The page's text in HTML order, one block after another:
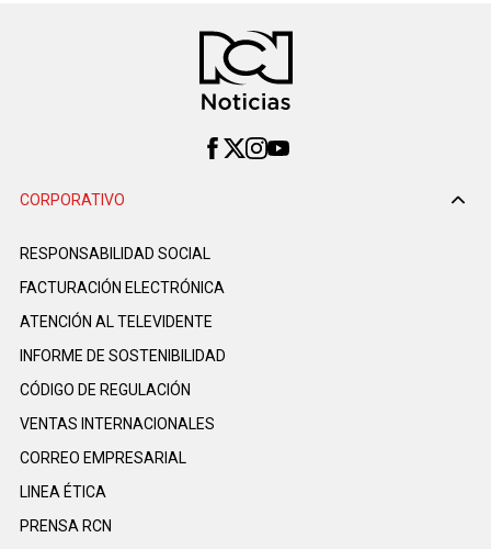
CORPORATIVO
RESPONSABILIDAD SOCIAL
FACTURACIÓN ELECTRÓNICA
ATENCIÓN AL TELEVIDENTE
INFORME DE SOSTENIBILIDAD
CÓDIGO DE REGULACIÓN
VENTAS INTERNACIONALES
CORREO EMPRESARIAL
LINEA ÉTICA
PRENSA RCN